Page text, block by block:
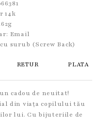
14k
Email
surub (Screw Back)
RETUR PLATA
cadou de neuitat!
din viața copilului tău
lui. Cu bijuteriile de